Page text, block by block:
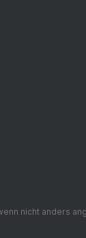
nicht anders